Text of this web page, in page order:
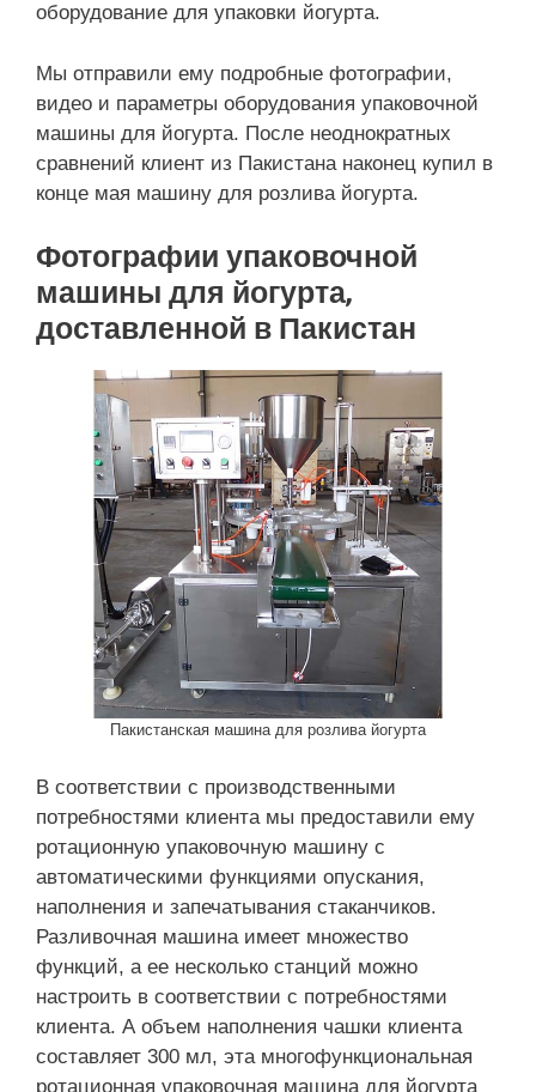
оборудование для упаковки йогурта.
Мы отправили ему подробные фотографии,
видео и параметры оборудования упаковочной
машины для йогурта. После неоднократных
сравнений клиент из Пакистана наконец купил в
конце мая машину для розлива йогурта.
Фотографии упаковочной
машины для йогурта,
доставленной в Пакистан
Пакистанская машина для розлива йогурта
В соответствии с производственными
потребностями клиента мы предоставили ему
ротационную упаковочную машину с
автоматическими функциями опускания,
наполнения и запечатывания стаканчиков.
Разливочная машина имеет множество
функций, а ее несколько станций можно
настроить в соответствии с потребностями
клиента. А объем наполнения чашки клиента
составляет 300 мл, эта многофункциональная
ротационная упаковочная машина для йогурта